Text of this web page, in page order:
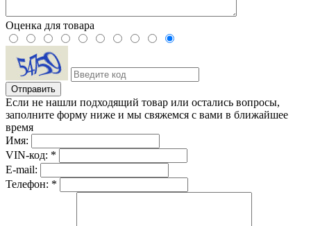
Оценка для товара
Если не нашли подходящий товар или остались вопросы,
заполните форму ниже и мы свяжемся с вами в ближайшее
время
Имя:
VIN-код: *
E-mail:
Телефон: *